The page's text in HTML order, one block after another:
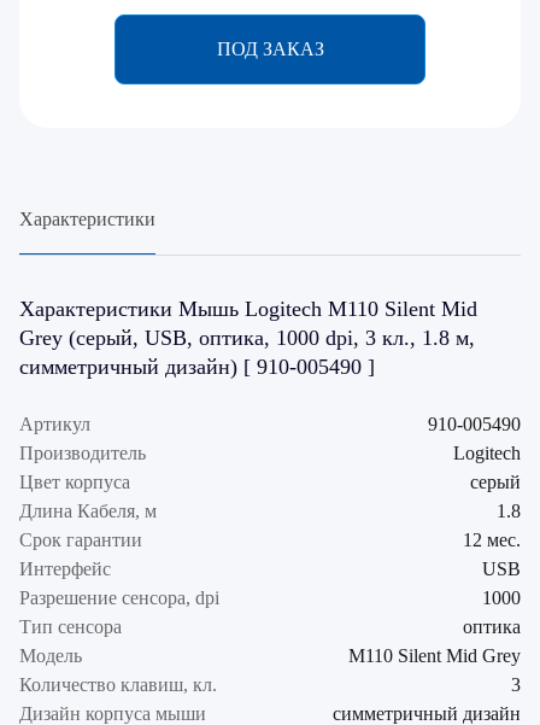
ПОД ЗАКАЗ
Характеристики
Характеристики Мышь Logitech M110 Silent Mid
Grey (серый, USB, оптика, 1000 dpi, 3 кл., 1.8 м,
симметричный дизайн) [ 910-005490 ]
Артикул
910-005490
Производитель
Logitech
Цвет корпуса
серый
Длина Кабеля, м
1.8
Срок гарантии
12 мес.
Интерфейс
USB
Разрешение сенсора, dpi
1000
Тип сенсора
оптика
Модель
M110 Silent Mid Grey
Количество клавиш, кл.
3
Дизайн корпуса мыши
симметричный дизайн